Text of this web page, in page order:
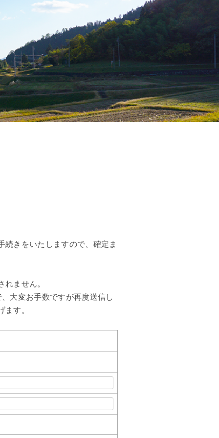
きをいたしますので、確定ま
ません。
大変お手数ですが再度送信し
す。